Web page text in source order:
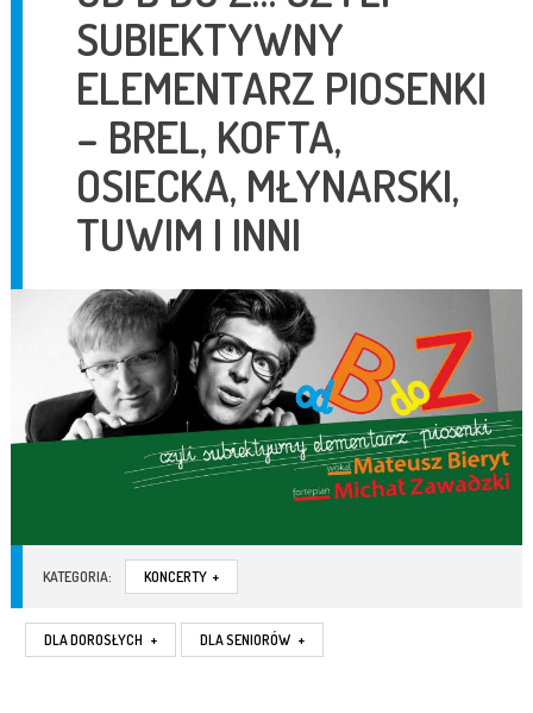
SUBIEKTYWNY
ELEMENTARZ PIOSENKI
– BREL, KOFTA,
OSIECKA, MŁYNARSKI,
TUWIM I INNI
KATEGORIA: KONCERTY +
DLA DOROSŁYCH + DLA SENIORÓW +